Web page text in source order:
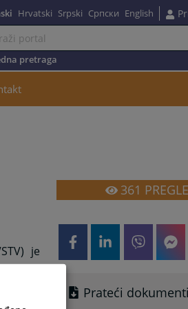
Hrvatski Srpski Српски English
pretraga
je
i
od
361
Prateći dokumenti